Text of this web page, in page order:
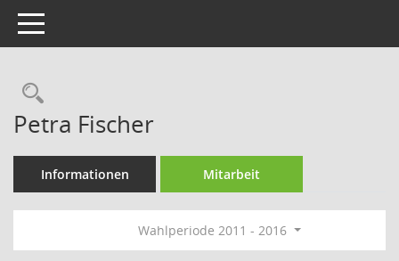
Toggle navigation
Rechercheauswahl
Petra Fischer
Informationen Mitarbeit
Wahlperiode 2011 - 2016